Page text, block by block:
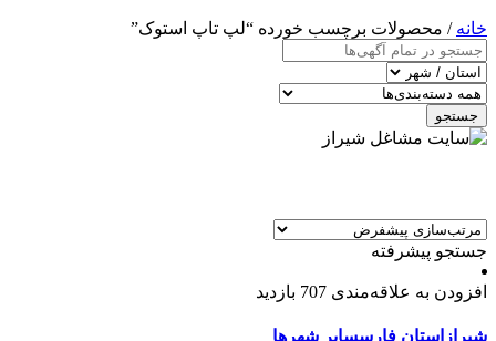
خانه / محصولات برچسب خورده “لپ تاپ استوک”
جستجو
جستجو پیشرفته
افزودن به علاقه‌مندی 707 بازدید
شیراز استان فارسسایر شهرها